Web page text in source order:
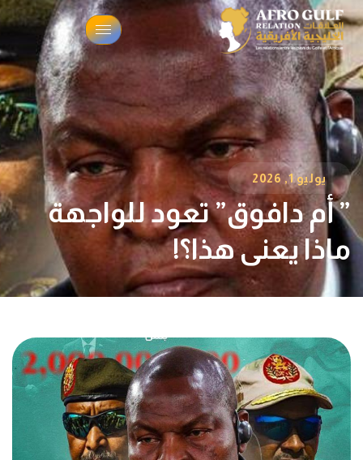
يوليو 1, 2026
‏” أم دافوق” تعود للواجهة
ماذا يعني هذا؟!